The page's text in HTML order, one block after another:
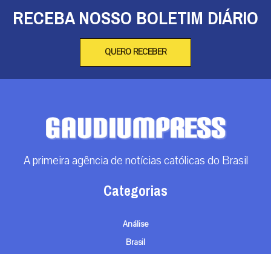
RECEBA NOSSO BOLETIM DIÁRIO
QUERO RECEBER
A primeira agência de notícias católicas do Brasil
Categorias
Análise
Brasil